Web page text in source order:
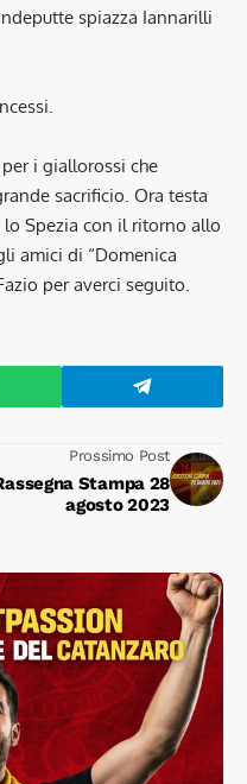
spiazza Iannarilli
i giallorossi che
sacrificio. Ora testa
Spezia con il ritorno allo
amici di “Domenica
per averci seguito.
Prossimo Post
Stampa 28
agosto 2023